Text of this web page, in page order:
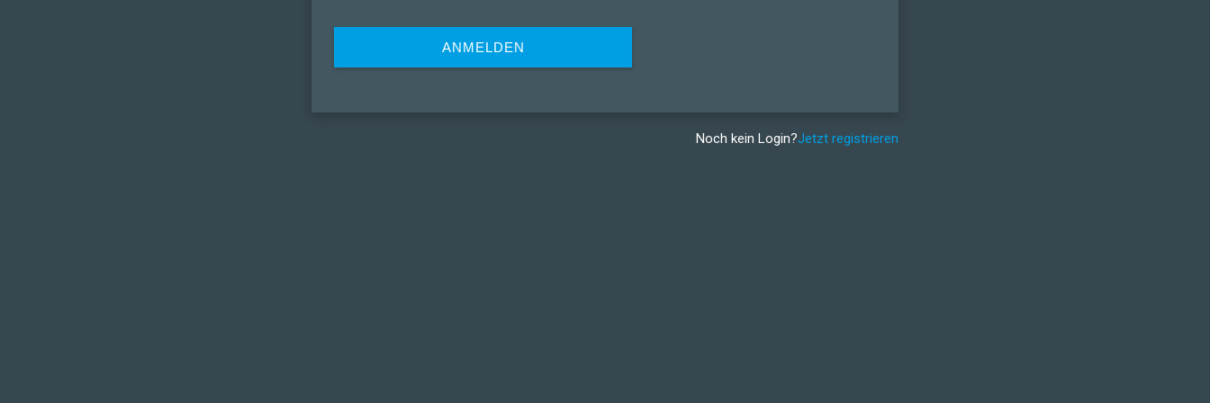
ANMELDEN
Noch kein Login?Jetzt registrieren